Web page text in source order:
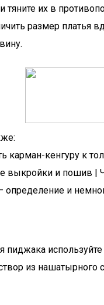
их в
размер платья
карман-кенгуру к
выкройки и пошив |
определение и
пиджака
из нашатырного